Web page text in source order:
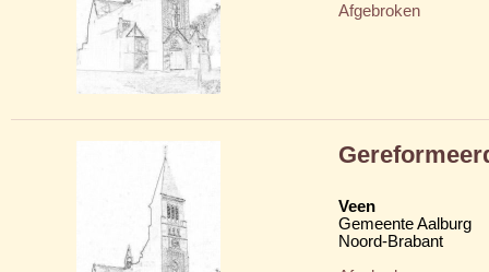
Afgebroken
Veen
Gemeente Aalburg
Noord-Brabant